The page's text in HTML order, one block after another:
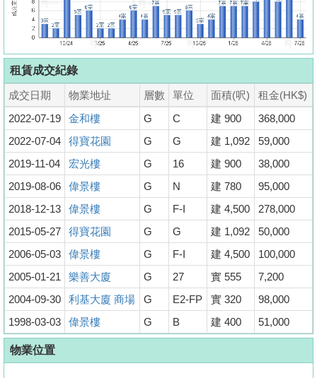
租賃成交紀錄
成交日期 物業地址 層數 單位 面積(呎)
租金(HK$)
2022-07-19
金和樓 G C 建 900
368,000
2022-07-04
得寶花園 G G 建 1,092
59,000
2019-11-04
宏光樓 G 16 建 900
38,000
2019-08-06
偉景樓 G N 建 780
95,000
2018-12-13
偉景樓 G F-I 建 4,500
278,000
2015-05-27
得寶花園 G G 建 1,092
50,000
2006-05-03
偉景樓 G F-I 建 4,500
100,000
2005-01-21
樂善大廈 G 27 實 555
7,200
2004-09-30
利基大廈 商場 G E2-FP 實 320
98,000
1998-03-03
偉景樓 G B 建 400 51,000
物業位置